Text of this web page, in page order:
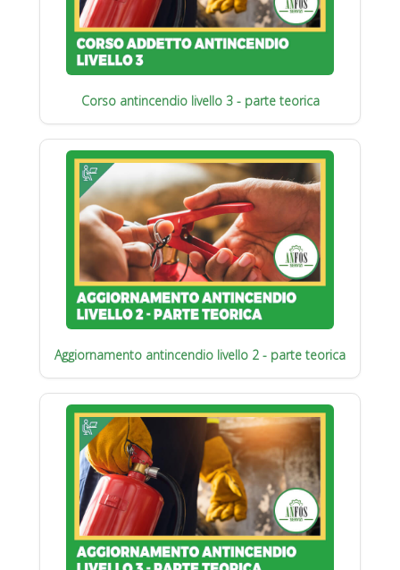
Corso antincendio livello 3 - parte teorica
Aggiornamento antincendio livello 2 - parte teorica